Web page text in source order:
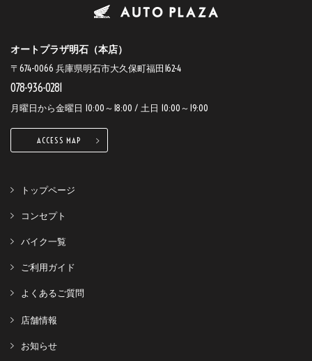
オートプラザ明石（本店）
〒674-0066 兵庫県明石市大久保町福田162-4
078-936-0281
月曜日から金曜日 10:00～18:00 / 土日 10:00～19:00
ACCESS MAP
トップページ
コンセプト
バイク一覧
ご利用ガイド
よくあるご質問
店舗情報
お知らせ